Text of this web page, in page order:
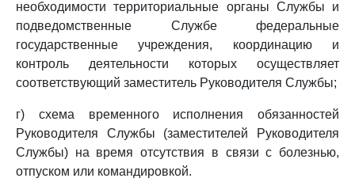
необходимости территориальные органы Службы и
подведомственные Службе федеральные
государственные учреждения, координацию и
контроль деятельности которых осуществляет
соответствующий заместитель Руководителя Службы;
г) схема временного исполнения обязанностей
Руководителя Службы (заместителей Руководителя
Службы) на время отсутствия в связи с болезнью,
отпуском или командировкой.